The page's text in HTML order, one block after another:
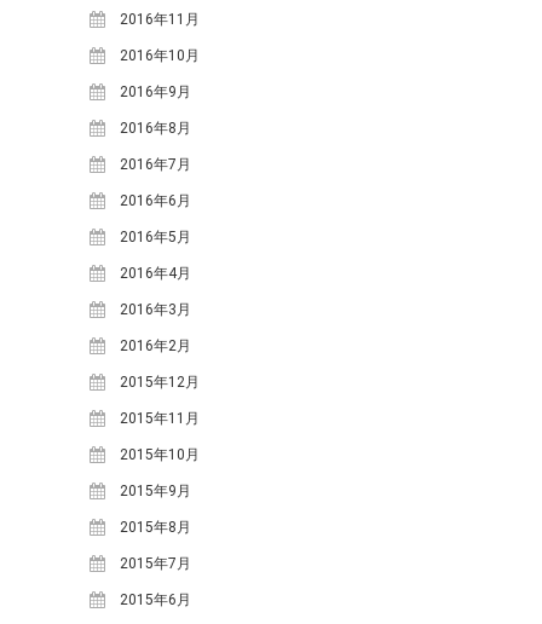
2014年11月(5)
2014年10月(15)
2014年9月(11)
2014年8月(9)
2014年7月(10)
2014年6月(10)
2014年5月(9)
2014年4月(6)
2014年3月(2)
2014年2月(5)
2014年1月(6)
2013年12月(5)
2013年11月(1)
2013年10月(11)
2013年9月(3)
2013年8月(5)
2013年7月(8)
2016年11月
2016年10月
2016年9月
2016年8月
2016年7月
2016年6月
2016年5月
2016年4月
2016年3月
2016年2月
2015年12月
2015年11月
2015年10月
2015年9月
2015年8月
2015年7月
2015年6月